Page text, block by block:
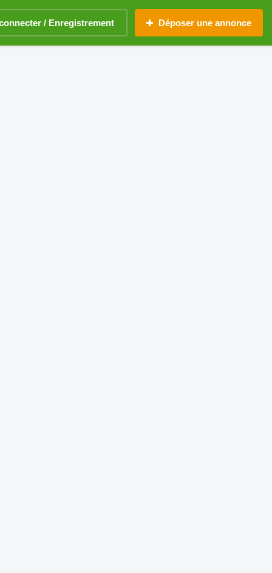
/ Enregistrement Déposer une annonce